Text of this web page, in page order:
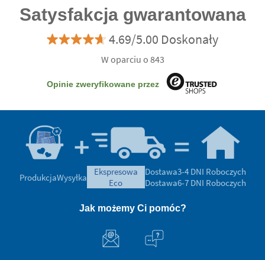
Satysfakcja gwarantowana
4.69/5.00 Doskonały
W oparciu o 843
Opinie zweryfikowane przez
ProdukcjaWysyłka
ekspresowa
eco
Dostawa3-4 DNI Roboczych
Dostawa6-7 DNI Roboczych
Jak możemy Ci pomóc?